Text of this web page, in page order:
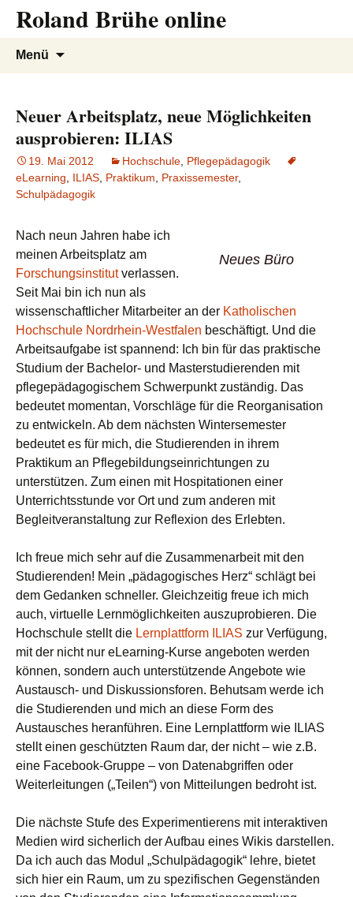
InhaltRoland Brühe online
Menü
Neuer Arbeitsplatz, neue Möglichkeiten
ausprobieren: ILIAS
19. Mai 2012 Hochschule Pflegepädagogik
eLearning
ILIAS Praktikum Praxissemester,
Schulpädagogik
Neues Büro
Nach neun Jahren habe ich
meinen Arbeitsplatz am
Forschungsinstitutverlassen.
Seit Mai bin ich nun als
wissenschaftlicher Mitarbeiter an der Katholischen
Hochschule Nordrhein-Westfalen beschäftigt. Und die
Arbeitsaufgabe ist spannend: Ich bin für das praktische
Studium der Bachelor- und Masterstudierenden mit
pflegepädagogischem Schwerpunkt zuständig. Das
bedeutet momentan, Vorschläge für die Reorganisation
zu entwickeln. Ab dem nächsten Wintersemester
bedeutet es für mich, die Studierenden in ihrem
Praktikum an Pflegebildungseinrichtungen zu
unterstützen. Zum einen mit Hospitationen einer
Unterrichtsstunde vor Ort und zum anderen mit
Begleitveranstaltung zur Reflexion des Erlebten.
Ich freue mich sehr auf die Zusammenarbeit mit den
Studierenden! Mein „pädagogisches Herz“ schlägt bei
dem Gedanken schneller. Gleichzeitig freue ich mich
auch, virtuelle Lernmöglichkeiten auszuprobieren. Die
Hochschule stellt die Lernplattform ILIAS zur Verfügung,
mit der nicht nur eLearning-Kurse angeboten werden
können, sondern auch unterstützende Angebote wie
Austausch- und Diskussionsforen. Behutsam werde ich
die Studierenden und mich an diese Form des
Austausches heranführen. Eine Lernplattform wie ILIAS
stellt einen geschützten Raum dar, der nicht – wie z.B.
eine Facebook-Gruppe – von Datenabgriffen oder
Weiterleitungen („Teilen“) von Mitteilungen bedroht ist.
Die nächste Stufe des Experimentierens mit interaktiven
Medien wird sicherlich der Aufbau eines Wikis darstellen.
Da ich auch das Modul „Schulpädagogik“ lehre, bietet
sich hier ein Raum, um zu spezifischen Gegenständen